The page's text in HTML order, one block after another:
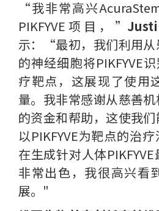
“我非常高兴
PIKFYVE项目，”
示：“最初，我们利用从
的神经细胞将PIKFYVE
疗靶点，这展现了使用
量。我非常感谢从慈善
的资金和帮助，这使我
以PIKFYVE为靶点的治
在生成针对人体
非常出色，我很高兴看
展。"